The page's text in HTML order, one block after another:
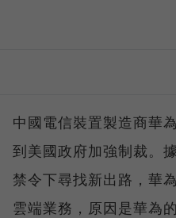
中國電信裝置製造商華
到美國政府加強制裁。
禁令下尋找新出路，華
雲端業務，原因是華為